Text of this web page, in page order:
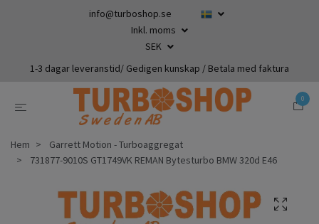
info@turboshop.se
Inkl. moms
SEK
1-3 dagar leveranstid/ Gedigen kunskap / Betala med faktura
0
Hem
Garrett Motion - Turboaggregat
731877-9010S GT1749VK REMAN Bytesturbo BMW 320d E46